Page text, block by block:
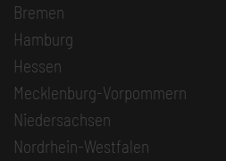
Bremen
Hamburg
Hessen
Mecklenburg-Vorpommern
Niedersachsen
Nordrhein-Westfalen